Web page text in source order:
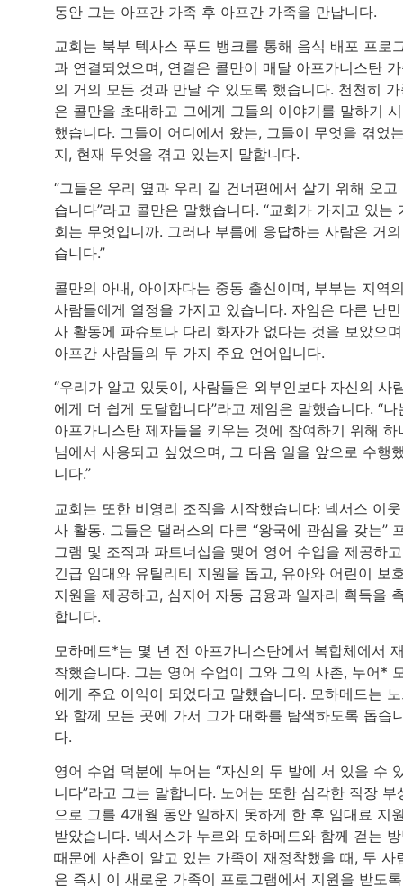
동안 그는 아프간 가족 후 아프간 가족을 만납니다.
교회는 북부 텍사스 푸드 뱅크를 통해 음식 배포 프로
과 연결되었으며, 연결은 콜만이 매달 아프가니스탄
의 거의 모든 것과 만날 수 있도록 했습니다. 천천히
은 콜만을 초대하고 그에게 그들의 이야기를 말하기
했습니다. 그들이 어디에서 왔는, 그들이 무엇을 겪었
지, 현재 무엇을 겪고 있는지 말합니다.
“그들은 우리 옆과 우리 길 건너편에서 살기 위해 오고
습니다”라고 콜만은 말했습니다. “교회가 가지고 있는
회는 무엇입니까. 그러나 부름에 응답하는 사람은 거
습니다.”
콜만의 아내, 아이자다는 중동 출신이며, 부부는 지역
사람들에게 열정을 가지고 있습니다. 자임은 다른 난
사 활동에 파슈토나 다리 화자가 없다는 것을 보았으
아프간 사람들의 두 가지 주요 언어입니다.
“우리가 알고 있듯이, 사람들은 외부인보다 자신의 사
에게 더 쉽게 도달합니다”라고 제임은 말했습니다. “나
아프가니스탄 제자들을 키우는 것에 참여하기 위해 하
님에서 사용되고 싶었으며, 그 다음 일을 앞으로 수행
니다.”
교회는 또한 비영리 조직을 시작했습니다: 넥서스 이
사 활동. 그들은 댈러스의 다른 “왕국에 관심을 갖는”
그램 및 조직과 파트너십을 맺어 영어 수업을 제공하
긴급 임대와 유틸리티 지원을 돕고, 유아와 어린이 보
지원을 제공하고, 심지어 자동 금융과 일자리 획득을
합니다.
모하메드*는 몇 년 전 아프가니스탄에서 복합체에서
착했습니다. 그는 영어 수업이 그와 그의 사촌, 누어*
에게 주요 이익이 되었다고 말했습니다. 모하메드는
와 함께 모든 곳에 가서 그가 대화를 탐색하도록 돕습
다.
영어 수업 덕분에 누어는 “자신의 두 발에 서 있을 수
니다”라고 그는 말합니다. 노어는 또한 심각한 직장 부
으로 그를 4개월 동안 일하지 못하게 한 후 임대료 지
받았습니다. 넥서스가 누르와 모하메드와 함께 걷는
때문에 사촌이 알고 있는 가족이 재정착했을 때, 두 사
은 즉시 이 새로운 가족이 프로그램에서 지원을 받도